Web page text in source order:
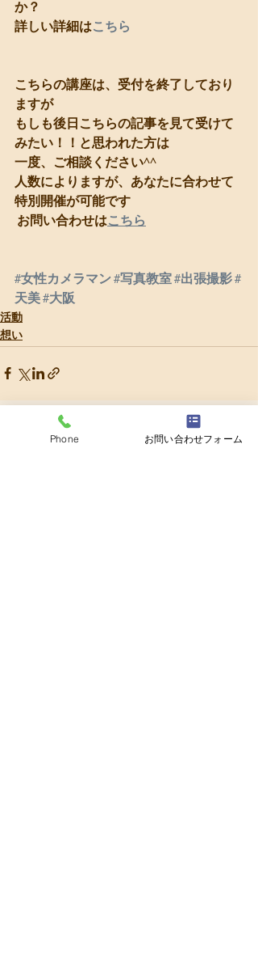
か？
詳しい詳細はこちら
こちらの講座は、受付を終了しており
ますが
もしも後日こちらの記事を見て受けて
みたい！！と思われた方は
一度、ご相談ください^^
人数によりますが、あなたに合わせて
特別開催が可能です
お問い合わせはこちら
#女性カメラマン#写真教室#出張撮影#
天美#大阪
活動
想い
最新記事 すべて表示
Phone お問い合わせフォーム